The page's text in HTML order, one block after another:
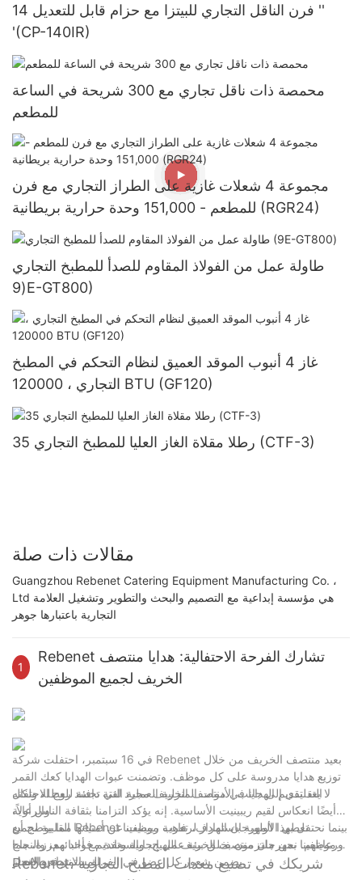
فرن الناقل التجاري للبيتزا مع حزام قابل للتعديل 14 ''
'(CP-140IR)
محمصة ذات ناقل تجاري مع 300 شريحة في الساعة
للمطعم
مجموعة 4 شعلات غازية على الطراز التجاري مع فرن
للمطعم - 151,000 وحدة حرارية بريطانية (RGR24)
طاولة عمل من الفولاذ المقاوم للصدأ للمطبخ التجاري
(9E-GT800)
غاز 4 أنبوب الموقد العميق لنظام التحكم في المطبخ
التجاري ، 120000 BTU (GF120)
35 رطلا مقلاة الغاز العليا للمطبخ التجاري (CTF-3)
مقالات ذات صلة
Guangzhou Rebenet Catering Equipment Manufacturing Co. ،
Ltd هي مؤسسة إبداعية مع التصميم والبحث والتطوير وتشغيل العلامة
التجارية باعتبارها جوهر
1
Rebenet تشارك الفرحة الاحتفالية: هدايا منتصف
الخريف لجميع الموظفين
في 16 سبتمبر، احتفلت شركة Rebenet بعيد منتصف الخريف من خلال
توزيع هدايا مدروسة على كل موظف. وتضمنت عبوات الهدايا كعك القمر
التقليدي إلى جانب الأدوات المنزلية العملية التي تجسد روح الاحتفال
والرعاية.
لا يعد تقديم الهدايا في منتصف الخريف مجرد لفتة دافئة للعطلة ولكنه
أيضًا انعكاس لقيم ريبينيت الأساسية. إنه يؤكد التزامنا بثقافة الناس أولاً،
مما يوضح أن Rebenet تعطي الأولوية باستمرار لرفاهية موظفينا
ورعايتهم. نحن ملتزمون بخلق بيئة عمل إيجابية وتقديم فوائد معززة، مما
يضمن شعور كل عضو في الفريق بالانتماء والإنجاز.
بينما نحتفل بهذا المهرجان الهادف، تعرب ريبينيت عن أمنياتها القلبية لجميع
موظفينا بمهرجان منتصف الخريف البهيج، والسعادة مع أحبائهم، والنجاح
المستمر في العمل.
Rebenet، شريكك في تصنيع معدات المطبخ التجارية